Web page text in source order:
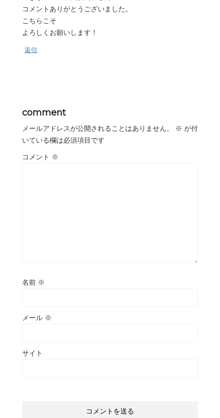
コメントありがとうございました。
こちらこそ
よろしくお願いします！
返信
comment
メールアドレスが公開されることはありません。 ※ が付
いている欄は必須項目です
コメント ※
名前 ※
メール ※
サイト